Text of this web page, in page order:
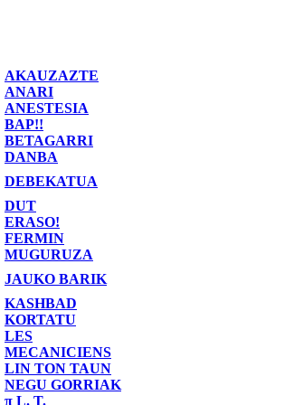
AKAUZAZTE
ANARI
ANESTESIA
BAP!!
BETAGARRI
DANBA
DEBEKATUA
DUT
ERASO!
FERMIN
MUGURUZA
JAUKO BARIK
KASHBAD
KORTATU
LES
MECANICIENS
LIN TON TAUN
NEGU GORRIAK
π L. T.